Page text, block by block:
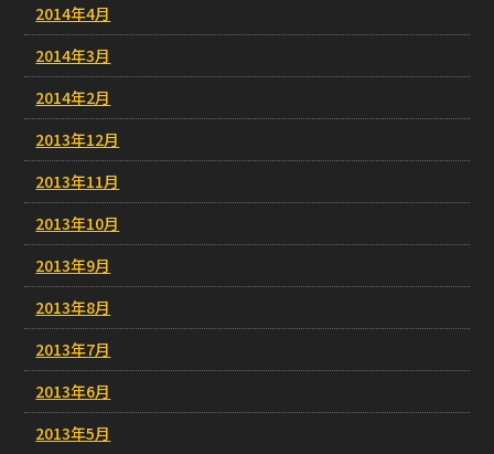
2014年4月
2014年3月
2014年2月
2013年12月
2013年11月
2013年10月
2013年9月
2013年8月
2013年7月
2013年6月
2013年5月